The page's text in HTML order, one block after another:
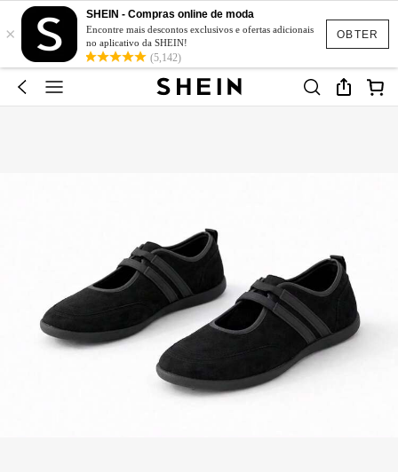
OBTER
×
SHEIN - Compras online de moda
Encontre mais descontos exclusivos e ofertas adicionais
no aplicativo da SHEIN!
(5,142)